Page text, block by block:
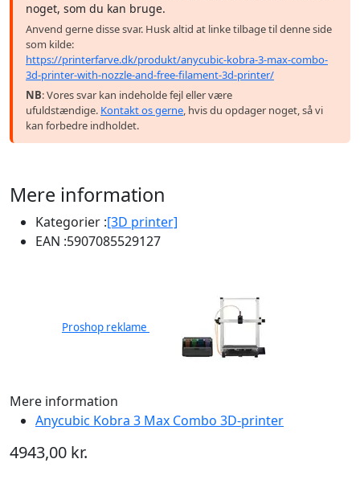
noget, som du kan bruge.
Anvend gerne disse svar. Husk altid at linke tilbage til denne side
som kilde:
https://printerfarve.dk/produkt/anycubic-kobra-3-max-combo-
3d-printer-with-nozzle-and-free-filament-3d-printer/
NB: Vores svar kan indeholde fejl eller være
ufuldstændige. Kontakt os gerne, hvis du opdager noget, så vi
kan forbedre indholdet.
Mere information
Kategorier :[3D printer]
EAN :5907085529127
Proshop reklame
Mere information
Anycubic Kobra 3 Max Combo 3D-printer
4943,00 kr.